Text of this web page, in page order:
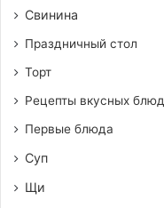
Свинина
Праздничный стол
Торт
Рецепты вкусных блюд
Первые блюда
Суп
Щи